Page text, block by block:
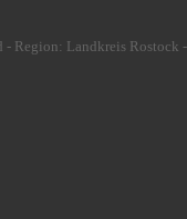
- Region: Landkreis Rostock